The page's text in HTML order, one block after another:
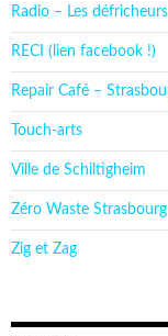
Radio – Les défricheurs
RECI (lien facebook !)
Repair Café –
Touch-arts
Ville de Schiltigheim
Zéro Waste Strasbourg
Zig et Zag